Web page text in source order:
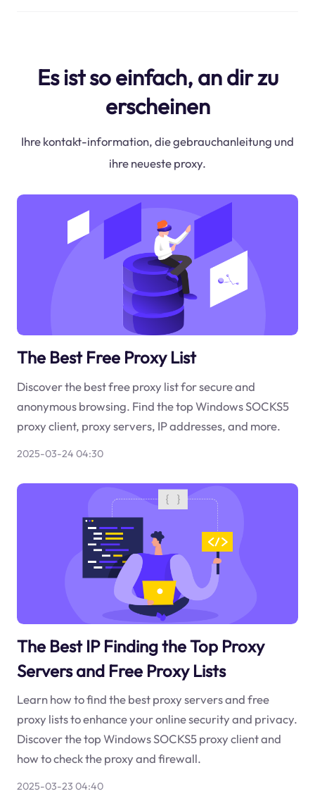
Es ist so einfach, an dir zu
erscheinen
Ihre kontakt-information, die gebrauchanleitung und
ihre neueste proxy.
The Best Free Proxy List
Discover the best free proxy list for secure and
anonymous browsing. Find the top Windows SOCKS5
proxy client, proxy servers, IP addresses, and more.
2025-03-24 04:30
The Best IP Finding the Top Proxy
Servers and Free Proxy Lists
Learn how to find the best proxy servers and free
proxy lists to enhance your online security and privacy.
Discover the top Windows SOCKS5 proxy client and
how to check the proxy and firewall.
2025-03-23 04:40